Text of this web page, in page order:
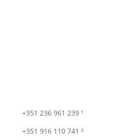
+351 236 961 239 ¹
+351 916 110 741 ²